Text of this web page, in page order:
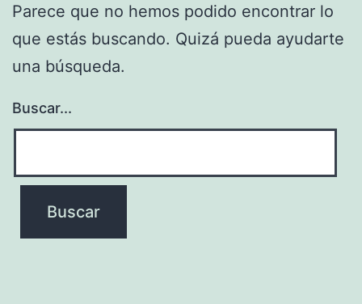
Parece que no hemos podido encontrar lo
que estás buscando. Quizá pueda ayudarte
una búsqueda.
Buscar...